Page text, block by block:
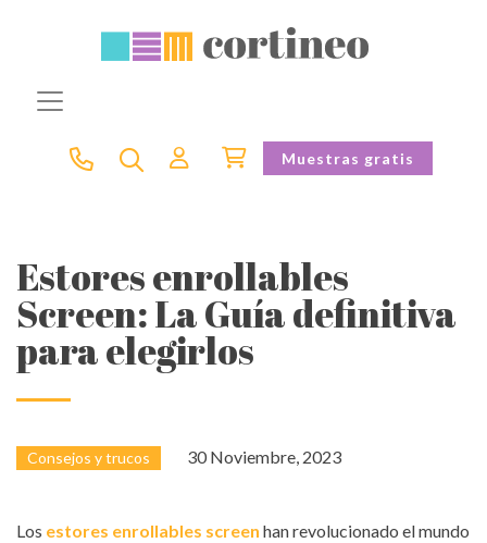
Muestras gratis
Estores enrollables
Screen: La Guía definitiva
para elegirlos
Consejos y trucos 30 Noviembre, 2023
Los estores enrollables screen han revolucionado el mundo